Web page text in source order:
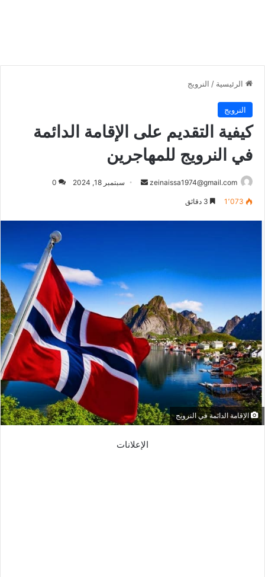
الرئيسية / النرويج
النرويج
كيفية التقديم على الإقامة الدائمة
في النرويج للمهاجرين
zeinaissa1974@gmail.com
أرسل سبتمبر 18, 2024 0
1٬073
الإقامة الدائمة في النرويج
الإعلانات